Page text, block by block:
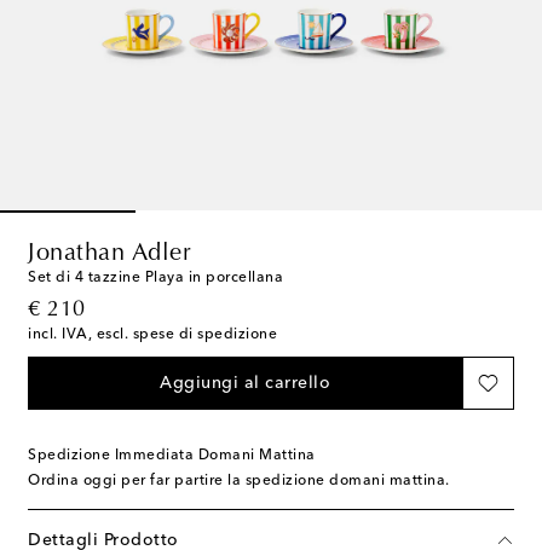
Jonathan Adler
Set di 4 tazzine Playa in porcellana
€ 210
original price
incl. IVA, escl. spese di spedizione
Aggiungi al carrello
Spedizione Immediata Domani Mattina
Ordina oggi per far partire la spedizione domani mattina.
Dettagli Prodotto